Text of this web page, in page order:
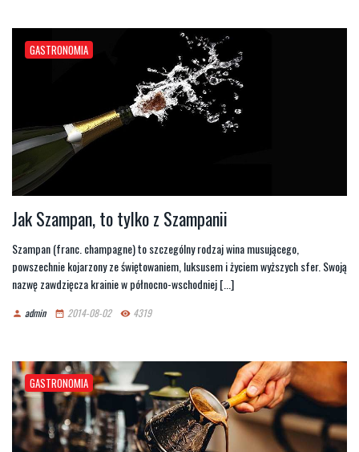
GASTRONOMIA
Jak Szampan, to tylko z Szampanii
Szampan (franc. champagne) to szczególny rodzaj wina musującego,
powszechnie kojarzony ze świętowaniem, luksusem i życiem wyższych sfer. Swoją
nazwę zawdzięcza krainie w północno-wschodniej [...]
person admin date_range 2014-08-02 remove_red_eye 4319
GASTRONOMIA